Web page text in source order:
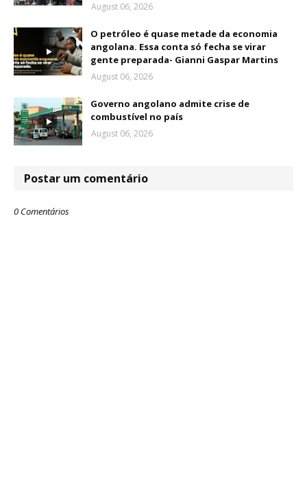
August 06, 2026
O petróleo é quase metade da economia
angolana. Essa conta só fecha se virar
gente preparada- Gianni Gaspar Martins
August 06, 2026
Governo angolano admite crise de
combustível no país
August 06, 2026
Postar um comentário
0 Comentários